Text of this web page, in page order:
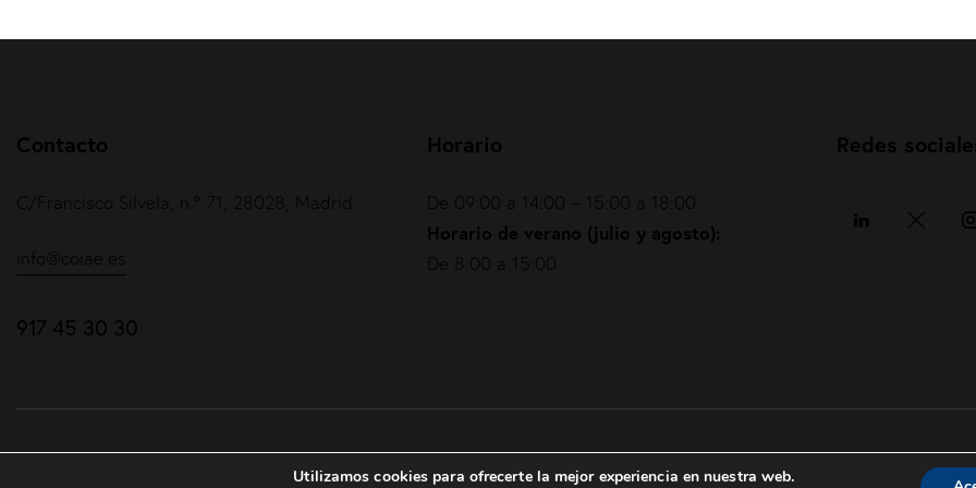
Contacto
C/Francisco Silvela, n.º 71, 28028, Madrid
info@coiae.es
917 45 30 30
Horario
De 09:00 a 14:00 – 15:00 a 18:00
Horario de verano (julio y agosto):
De 8:00 a 15:00
Redes
COIAE© 2026. Todos los derechos reservados Política de privacidad Política de cookies|
Utilizamos cookies para ofrecerte la mejor experiencia en nuestra web.